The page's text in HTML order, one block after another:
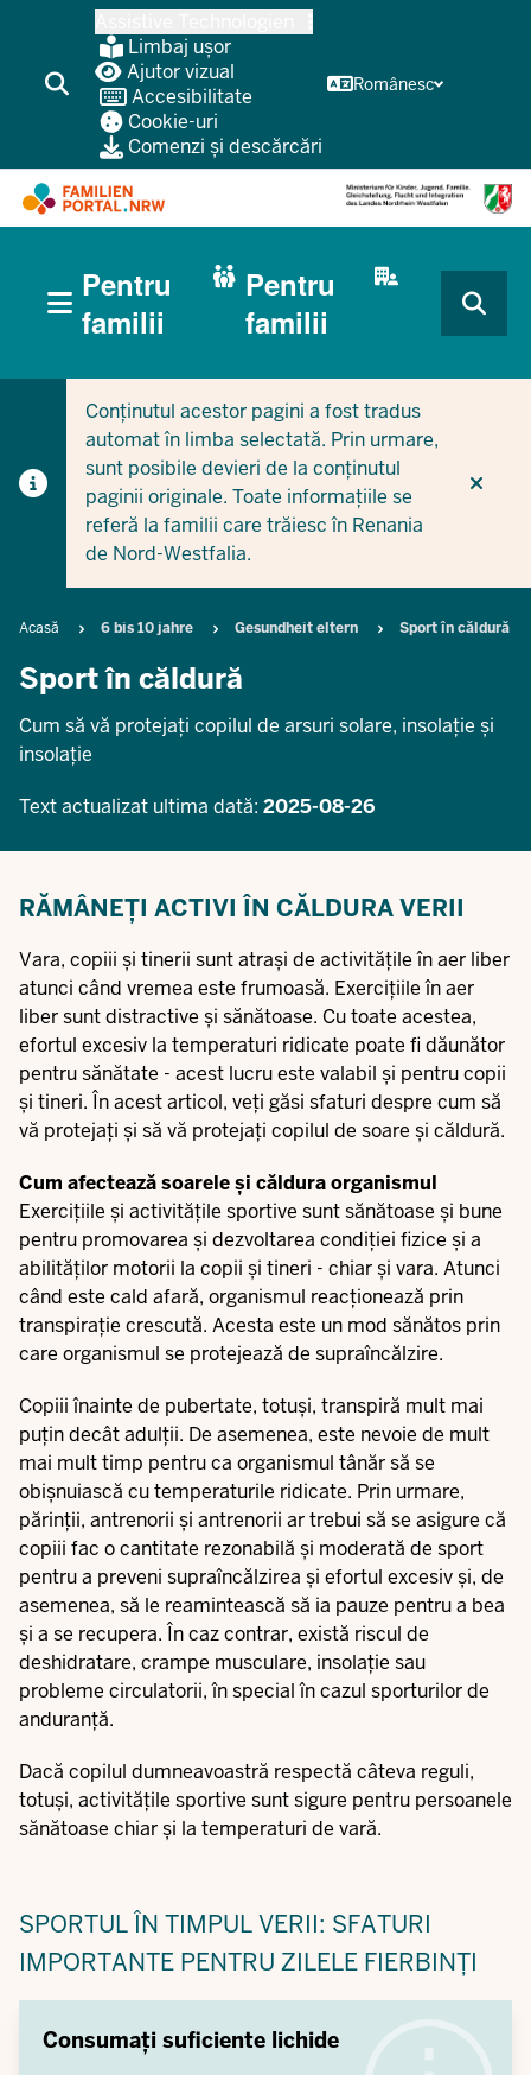
conținutul
principal
Limbaj ușor
Ajutor vizual
Accesibilitate
Cookie-uri
Comenzi și descărcări
Românesc
CURRENT SECTION PENTRU FAMILII
CURRENT SECTION PENTRU ÎNTREPRINDERI/
(BÜRGERBEREICH
MOBILE)
Pentru
familii
Pentru
familii
Conținutul acestor pagini a fost tradus
automat în limba selectată. Prin urmare,
sunt posibile devieri de la conținutul
paginii originale. Toate informațiile se
referă la familii care trăiesc în Renania
de Nord-Westfalia.
Breadcrumb
Acasă 6 bis 10 jahre Gesundheit eltern Sport în căldură
Sport în căldură
Cum să vă protejați copilul de arsuri solare, insolație și
insolație
Text actualizat ultima dată: 2025-08-26
RĂMÂNEȚI ACTIVI ÎN CĂLDURA VERII
Vara, copiii și tinerii sunt atrași de activitățile în aer liber
atunci când vremea este frumoasă. Exercițiile în aer
liber sunt distractive și sănătoase. Cu toate acestea,
efortul excesiv la temperaturi ridicate poate fi dăunător
pentru sănătate - acest lucru este valabil și pentru copii
și tineri. În acest articol, veți găsi sfaturi despre cum să
vă protejați și să vă protejați copilul de soare și căldură.
Cum afectează soarele și căldura organismul
Exercițiile și activitățile sportive sunt sănătoase și bune
pentru promovarea și dezvoltarea condiției fizice și a
abilităților motorii la copii și tineri - chiar și vara. Atunci
când este cald afară, organismul reacționează prin
transpirație crescută. Acesta este un mod sănătos prin
care organismul se protejează de supraîncălzire.
Copiii înainte de pubertate, totuși, transpiră mult mai
puțin decât adulții. De asemenea, este nevoie de mult
mai mult timp pentru ca organismul tânăr să se
obișnuiască cu temperaturile ridicate. Prin urmare,
părinții, antrenorii și antrenorii ar trebui să se asigure că
copiii fac o cantitate rezonabilă și moderată de sport
pentru a preveni supraîncălzirea și efortul excesiv și, de
asemenea, să le reamintească să ia pauze pentru a bea
și a se recupera. În caz contrar, există riscul de
deshidratare, crampe musculare, insolație sau
probleme circulatorii, în special în cazul sporturilor de
anduranță.
Dacă copilul dumneavoastră respectă câteva reguli,
totuși, activitățile sportive sunt sigure pentru persoanele
sănătoase chiar și la temperaturi de vară.
SPORTUL ÎN TIMPUL VERII: SFATURI
IMPORTANTE PENTRU ZILELE FIERBINȚI
Consumați suficiente lichide